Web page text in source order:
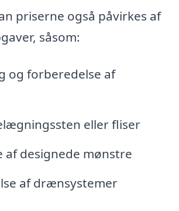
priserne også påvirkes af
såsom:
og forberedelse af
eller fliser
af designede mønstre
af drænsystemer